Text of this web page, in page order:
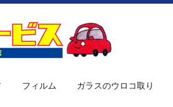
フィルム ガラスのウロコ取り